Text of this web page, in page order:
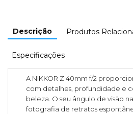
Descrição Produtos
Especificações
A NIKKOR Z 40mm f/2
com detalhes, profundidade e
beleza. O seu ângulo de visão
fotografia de retratos